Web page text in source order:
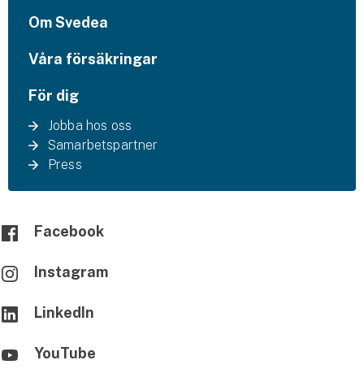
Om Svedea
Våra försäkringar
För dig
Jobba hos oss
Samarbetspartner
Press
Facebook
Instagram
LinkedIn
YouTube